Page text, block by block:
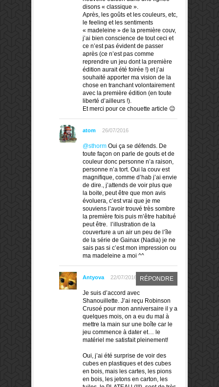
disons « classique ».
Après, les goûts et les couleurs, etc,
le feeling et les sentiments
« madeleine » de la première couv,
j’ai bien conscience de tout ceci et
ce n’est pas évident de passer
après (ce n’est pas comme
reprendre un jeu dont la première
édition aurait été foirée !) et j’ai
souhaité apporter ma vision de la
chose en tranchant volontairement
avec la première édition (en toute
liberté d’ailleurs !).
Et merci pour ce chouette article 😉
atom 26/07/2016
@sthorm Oui ça se défends. De
toute façon on parle de gouts et de
couleur donc personne n’a raison,
personne n’a tort. Oui la couv est
magnifique, comme d’hab j’ai envie
de dire., j’attends de voir plus que
la boite, peut être que mon avis
évoluera, c’est vrai que je me
souviens l’avoir trouvé très sombre
la première fois puis m’être habitué
peut être. l’illustration de la
couverture a un air un peu de l’île
de la série de Gainax (Nadia) je ne
sais pas si c’est mon impression ou
ma madeleine a moi ^^
Antyova 22/07/2016 RÉPONDRE
Je suis d’accord avec
Shanouillette. J’ai reçu Robinson
Crusoé pour mon anniversaire il y a
quelques mois, on a eu du mal à
mettre la main sur une boîte car le
jeu commence à dater et… le
matériel me satisfait pleinement!
Oui, j’ai été surprise de voir des
cubes en plastiques et des cubes
en bois, mais les cartes, les pions
en bois, les jetons en carton, les